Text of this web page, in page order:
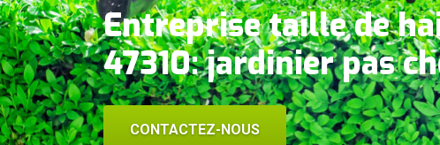
Entreprise taille de
47310: jardinier pas
CONTACTEZ-NOUS